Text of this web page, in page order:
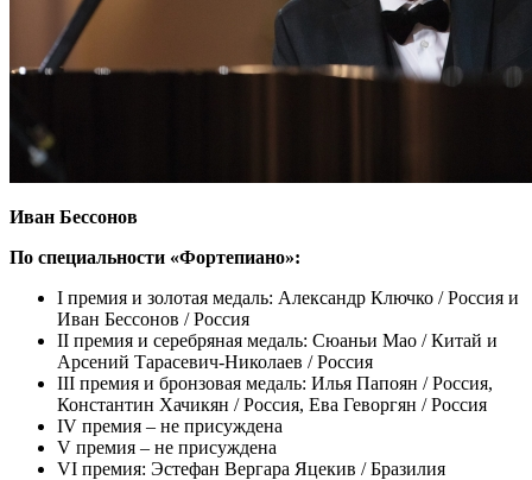
Иван Бессонов
По специальности «Фортепиано»:
I премия и золотая медаль: Александр Ключко / Россия и
Иван Бессонов / Россия
II премия и серебряная медаль: Сюаньи Мао / Китай и
Арсений Тарасевич-Николаев / Россия
III премия и бронзовая медаль: Илья Папоян / Россия,
Константин Хачикян / Россия, Ева Геворгян / Россия
IV премия – не присуждена
V премия – не присуждена
VI премия: Эстефан Вергара Яцекив / Бразилия